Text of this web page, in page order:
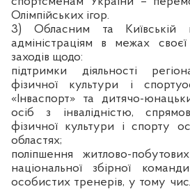
Олімпійських ігор.
3) Обласним та Київській
адміністраціям в межах
заходів щодо:
підтримки діяльності
фізичної культури і
«Інваспорт» та дитячо-
осіб з інвалідністю,
фізичної культури і спорту
областях;
поліпшення житлово-
національної збірної
особистих тренерів, у тому